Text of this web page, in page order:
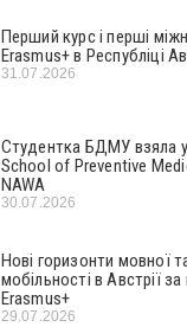
Перший курс і перші
Erasmus+ в Республіці
31.07.2026
Студентка БДМУ взяла
School of Preventive
NAWA
30.07.2026
Нові горизонти мовної
мобільності в Австрії
Erasmus+
29.07.2026